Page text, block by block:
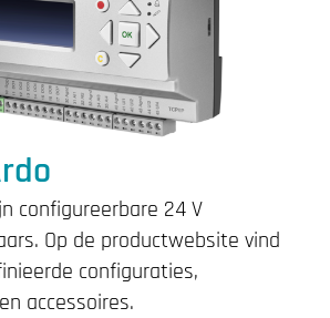
configureerbare 24 V
Op de productwebsite vind
configuraties,
accessoires.